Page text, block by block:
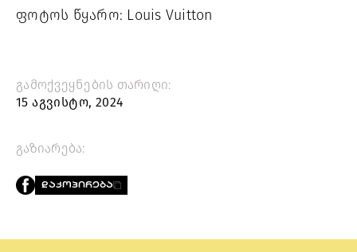
ფოტოს წყარო: Louis Vuitton
გამოქვეყნების თარიღი:
15 აგვისტო, 2024
გაზიარება:
ᲓᲐᲙᲝᲞᲘᲠᲔᲑᲐ